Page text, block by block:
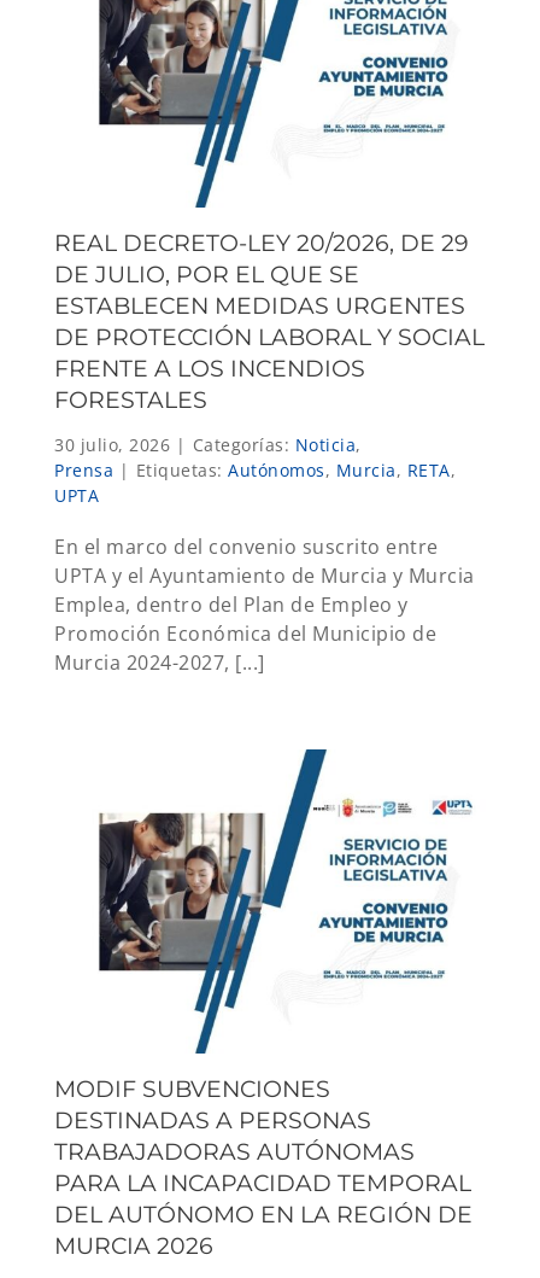
REAL DECRETO-LEY 20/2026, DE 29
DE JULIO, POR EL QUE SE
ESTABLECEN MEDIDAS URGENTES
DE PROTECCIÓN LABORAL Y SOCIAL
FRENTE A LOS INCENDIOS
FORESTALES
30 julio, 2026 | Categorías: Noticia,
Prensa | Etiquetas: Autónomos, Murcia, RETA,
UPTA
En el marco del convenio suscrito entre
UPTA y el Ayuntamiento de Murcia y Murcia
Emplea, dentro del Plan de Empleo y
Promoción Económica del Municipio de
Murcia 2024-2027, [...]
MODIF SUBVENCIONES
DESTINADAS A PERSONAS
TRABAJADORAS AUTÓNOMAS
PARA LA INCAPACIDAD TEMPORAL
DEL AUTÓNOMO EN LA REGIÓN DE
MURCIA 2026